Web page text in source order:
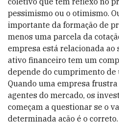
pessimismo ou o otimismo.
importante da formação de
menos uma parcela da
empresa está relacionada ao
ativo financeiro tem um
depende do cumprimento de
Quando uma empresa
agentes do mercado, os
começam a questionar se o
determinada ação é o